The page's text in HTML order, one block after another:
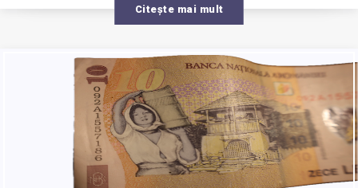
Citește mai mult